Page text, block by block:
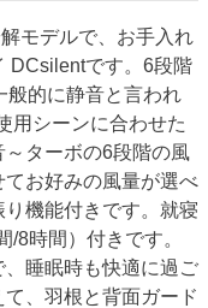
モデルで、お手入れ
DCsilentです。6段階
般的に静音と言われ
用シーンに合わせた
ターボの6段階の風
お好みの風量が選べ
機能付きです。就寝
8時間）付きです。
睡眠時も快適に過ご
、羽根と背面ガード